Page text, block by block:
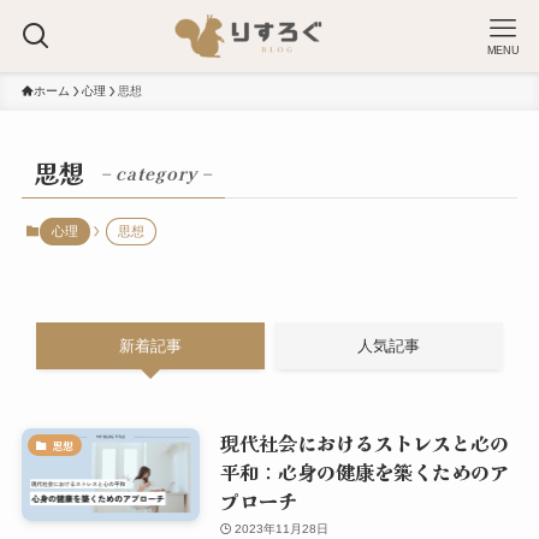
MENU
ホーム 心理 思想
思想 – category –
心理 思想
新着記事 人気記事
思想
現代社会におけるストレスと心の
平和：心身の健康を築くためのア
プローチ
2023年11月28日